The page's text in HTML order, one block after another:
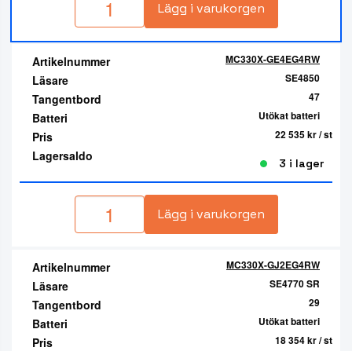
Lägg i varukorgen
Artikelnummer MC330X-GE4EG4RW
Läsare SE4850
Tangentbord 47
Batteri Utökat batteri
Pris 22 535 kr/ st
Lagersaldo 3 i lager
Lägg i varukorgen
Artikelnummer MC330X-GJ2EG4RW
Läsare SE4770 SR
Tangentbord 29
Batteri Utökat batteri
Pris 18 354 kr/ st